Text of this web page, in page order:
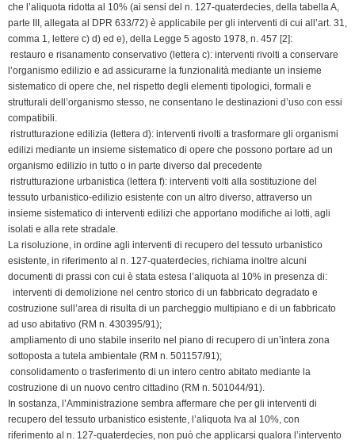
che l’aliquota ridotta al 10% (ai sensi del n. 127-quaterdecies, della tabella A,
parte III, allegata al DPR 633/72) è applicabile per gli interventi di cui all’art. 31,
comma 1, lettere c) d) ed e), della Legge 5 agosto 1978, n. 457 [2]:
 restauro e risanamento conservativo (lettera c): interventi rivolti a conservare
l’organismo edilizio e ad assicurarne la funzionalità mediante un insieme
sistematico di opere che, nel rispetto degli elementi tipologici, formali e
strutturali dell’organismo stesso, ne consentano le destinazioni d’uso con essi
compatibili.
 ristrutturazione edilizia (lettera d): interventi rivolti a trasformare gli organismi
edilizi mediante un insieme sistematico di opere che possono portare ad un
organismo edilizio in tutto o in parte diverso dal precedente
 ristrutturazione urbanistica (lettera f): interventi volti alla sostituzione del
tessuto urbanistico-edilizio esistente con un altro diverso, attraverso un
insieme sistematico di interventi edilizi che apportano modifiche ai lotti, agli
isolati e alla rete stradale.
La risoluzione, in ordine agli interventi di recupero del tessuto urbanistico
esistente, in riferimento al n. 127-quaterdecies, richiama inoltre alcuni
documenti di prassi con cui è stata estesa l’aliquota al 10% in presenza di:
 interventi di demolizione nel centro storico di un fabbricato degradato e
costruzione sull’area di risulta di un parcheggio multipiano e di un fabbricato
ad uso abitativo (RM n. 430395/91);
 ampliamento di uno stabile inserito nel piano di recupero di un’intera zona
sottoposta a tutela ambientale (RM n. 501157/91);
 consolidamento o trasferimento di un intero centro abitato mediante la
costruzione di un nuovo centro cittadino (RM n. 501044/91).
In sostanza, l’Amministrazione sembra affermare che per gli interventi di
recupero del tessuto urbanistico esistente, l’aliquota Iva al 10%, con
riferimento al n. 127-quaterdecies, non può che applicarsi qualora l’intervento